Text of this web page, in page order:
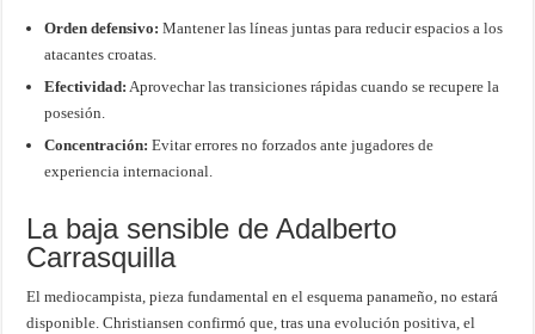
Orden defensivo: Mantener las líneas juntas para reducir espacios a los
atacantes croatas.
Efectividad: Aprovechar las transiciones rápidas cuando se recupere la
posesión.
Concentración: Evitar errores no forzados ante jugadores de
experiencia internacional.
La baja sensible de Adalberto
Carrasquilla
El mediocampista, pieza fundamental en el esquema panameño, no estará
disponible. Christiansen confirmó que, tras una evolución positiva, el